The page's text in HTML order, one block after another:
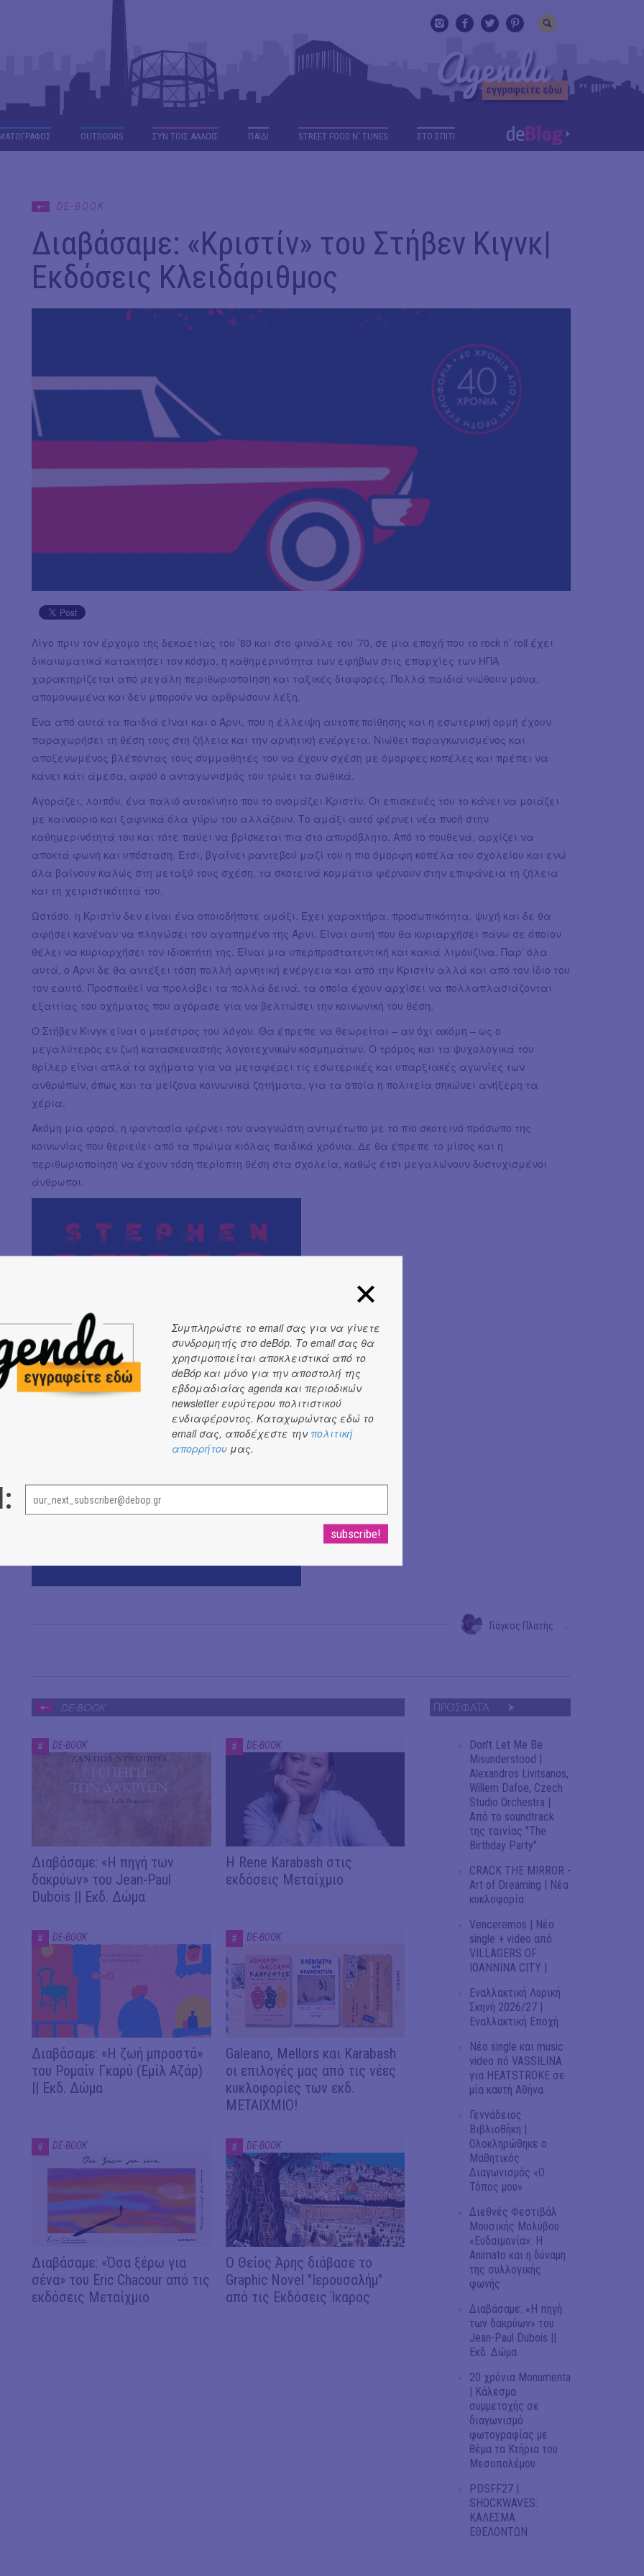
OUTDΟORS ΣΥΝ ΤΟΙΣ ΑΛΛΟΙΣ ΠΑΙΔΙ STREET FOOD N' TUNES ΣΤΟ ΣΠΙΤΙ
DE-BOOK
Διαβάσαμε: «Κριστίν» του Στήβεν Κιγνκ|
Εκδόσεις Κλειδάριθμος
Λίγο πριν τον έρχομο της δεκαετίας του ’80 και στο φινάλε του ’70, σε μια εποχή που το rock n’ roll έχει
δικαιωματικά κατακτήσει τον κόσμο, η καθημερινότητα των εφήβων στις επαρχίες των ΗΠΑ
χαρακτηρίζεται από μεγάλη περιθωριοποίηση και ταξικές διαφορές. Πολλά παιδιά νιώθουν μόνα,
απομονωμένα και δεν μπορούν να αρθρώσουν λέξη.
Ένα από αυτά τα παιδιά είναι και ο Άρνι, που η έλλειψη αυτοπεποίθησης και η εσωτερική ορμή έχουν
παραχωρήσει τη θέση τους στη ζήλεια και την αρνητική ενέργεια. Νιώθει παραγκωνισμένος και
αποξενωμένος βλέποντας τους συμμαθητές του να έχουν σχέση με όμορφες κοπέλες και πρέπει να
κάνει κάτι άμεσα, αφού ο ανταγωνισμός του τρώει τα σωθικά.
Αγοράζει, λοιπόν, ένα παλιό αυτοκίνητο που το ονομάζει Κριστίν. Οι επισκευές του το κάνει να μοιάζει
με καινούριο και ξαφνικά όλα γύρω του αλλάζουν. Το αμάξι αυτό φέρνει νέα πνοή στην
καθημερινότητά του και τότε παύει να βρίσκεται πια στο απυρόβλητο. Από το πουθενά, αρχίζει να
αποκτά φωνή και υπόσταση. Έτσι, βγαίνει ραντεβού μαζί του η πιο όμορφη κοπέλα του σχολείου και ενώ
όλα βαίνουν καλώς στη μεταξύ τους σχέση, τα σκοτεινά κομμάτια φέρνουν στην επιφάνεια τη ζήλεια
και τη χειριστικότητά του.
Ωστόσο, η Κριστίν δεν είναι ένα οποιοδήποτε αμάξι. Έχει χαρακτήρα, προσωπικότητα, ψυχή και δε θα
αφήσει κανέναν να πληγώσει τον αγαπημένο της Άρνι. Είναι αυτή που θα κυριαρχήσει πάνω σε όποιον
θέλει να κυριαρχήσει τον ιδιοκτήτη της. Είναι μια υπερπροστατευτική και κακιά λιμουζίνα. Παρ’ όλα
αυτά, ο Άρνι δε θα αντέξει τόση πολλή αρνητική ενέργεια και από την Κριστίν αλλά και από τον ίδιο του
τον εαυτό. Προσπαθεί να προλάβει τα πολλά δεινά, τα οποία έχουν αρχίσει να πολλαπλασιάζονται
εξαιτίας του οχήματος που αγόρασε για να βελτιώσει την κοινωνική του θέση.
Ο Στήβεν Κινγκ είναι ο μαέστρος του λόγου. Θα έπρεπε να θεωρείται – αν όχι ακόμη – ως ο
μεγαλύτερος εν ζωή κατασκευαστής λογοτεχνικών κοσμημάτων. Ο τρόμος και τα ψυχολογικά του
θρίλερ είναι απλά τα οχήματα για να μεταφέρει τις εσωτερικές και υπαρξιακές αγωνίες των
ανθρώπων, όπως και τα μείζονα κοινωνικά ζητήματα, για τα οποία η πολιτεία σηκώνει ανήξερη τα
χέρια.
Ακόμη μια φορά, η φαντασία φέρνει τον αναγνώστη αντιμέτωπο με το πιο σκοτεινό πρόσωπο της
κοινωνίας που θεριεύει από τα πρώιμα κιόλας παιδικά χρόνια. Δε θα έπρεπε το μίσος και η
περιθωριοποίηση να έχουν τόση περίοπτη θέση στα σχολεία, καθώς έτσι μεγαλώνουν δυστυχισμένοι
άνθρωποι.
Γιάγκος Πλατής
DE-BOOK
# DE-BOOK
Διαβάσαμε: «Η πηγή των
δακρύων» του Jean-Paul
Dubois || Εκδ. Δώμα
# DE-BOOK
Η Rene Karabash στις
εκδόσεις Μεταίχμιο
# DE-BOOK
Διαβάσαμε: «Η ζωή μπροστά»
του Ρομαίν Γκαρύ (Εμίλ Αζάρ)
|| Εκδ. Δώμα
# DE-BOOK
Galeano, Mellors και Karabash
οι επιλογές μας από τις νέες
κυκλοφορίες των εκδ.
ΜΕΤΑΙΧΜΙΟ!
# DE-BOOK
Διαβάσαμε: «Όσα ξέρω για
σένα» του Eric Chacour από τις
εκδόσεις Μεταίχμιο
# DE-BOOK
Ο Θείος Άρης διάβασε το
Graphic Novel "Ιερουσαλήμ"
από τις Εκδόσεις Ίκαρος
ΠΡΟΣΦΑΤΑ
Don't Let Me Be
Misunderstood |
Alexandros Livitsanos,
Willem Dafoe, Czech
Studio Orchestra |
Από το soundtrack
της ταινίας "The
Birthday Party"
CRACK THE MIRROR -
Art of Dreaming | Νέα
κυκλοφορία
Venceremos | Νέο
single + video από
VILLAGERS OF
IOANNINA CITY |
Εναλλακτική Λυρική
Σκηνή 2026/27 |
Εναλλακτική Εποχή
Νέο single και music
video πό VASSIŁINA
για HEATSTROKE σε
μία καυτή Αθήνα
Γεννάδειος
Βιβλιοθήκη |
Ολοκληρώθηκε ο
Μαθητικός
Διαγωνισμός «Ο
Τόπος μου»
Διεθνές Φεστιβάλ
Μουσικής Μολύβου
«Ευδαιμονία»: Η
Animato και η δύναμη
της συλλογικής
φωνής
Διαβάσαμε: «Η πηγή
των δακρύων» του
Jean-Paul Dubois ||
Εκδ. Δώμα
20 χρόνια Monumenta
| Κάλεσμα
συμμετοχής σε
διαγωνισμό
φωτογραφίας με
θέμα τα Κτήρια του
Μεσοπολέμου
PDSFF27 |
SHOCKWAVES:
ΚΑΛΕΣΜΑ
ΕΘΕΛΟΝΤΩΝ
Συμπληρώστε το email σας για να γίνετε
συνδρομητής στο deBόp. Το email σας θα
χρησιμοποιείται αποκλειστικά από το
deBόp και μόνο για την αποστολή της
εβδομαδιαίας agenda και περιοδικών
newsletter ευρύτερου πολιτιστικού
ενδιαφέροντος. Καταχωρώντας εδώ το
email σας, αποδέχεστε την πολιτική
απορρήτου μας.